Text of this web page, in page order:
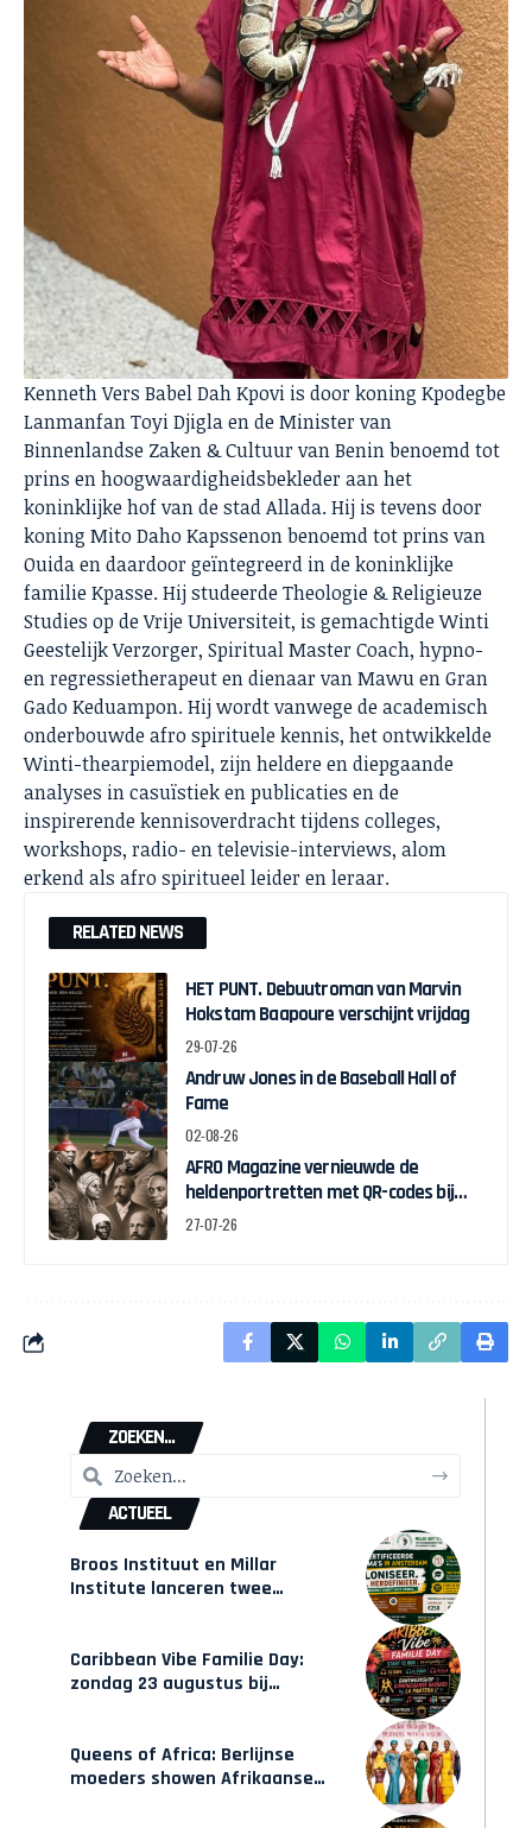
Kenneth Vers Babel Dah Kpovi is door koning Kpodegbe
Lanmanfan Toyi Djigla en de Minister van
Binnenlandse Zaken & Cultuur van Benin benoemd tot
prins en hoogwaardigheidsbekleder aan het
koninklijke hof van de stad Allada. Hij is tevens door
koning Mito Daho Kapssenon benoemd tot prins van
Ouida en daardoor geïntegreerd in de koninklijke
familie Kpasse. Hij studeerde Theologie & Religieuze
Studies op de Vrije Universiteit, is gemachtigde Winti
Geestelijk Verzorger, Spiritual Master Coach, hypno-
en regressietherapeut en dienaar van Mawu en Gran
Gado Keduampon. Hij wordt vanwege de academisch
onderbouwde afro spirituele kennis, het ontwikkelde
Winti-thearpiemodel, zijn heldere en diepgaande
analyses in casuïstiek en publicaties en de
inspirerende kennisoverdracht tijdens colleges,
workshops, radio- en televisie-interviews, alom
erkend als afro spiritueel leider en leraar.
RELATED NEWS
HET PUNT. Debuutroman van Marvin
Hokstam Baapoure verschijnt vrijdag
29-07-26
Andruw Jones in de Baseball Hall of
Fame
02-08-26
AFRO Magazine vernieuwde de
heldenportretten met QR-codes bij
Assin Manso
27-07-26
ZOEKEN...
ACTUEEL
Broos Instituut en Millar
Institute lanceren twee
Caribbean Vibe Familie Day:
zondag 23 augustus bij
Queens of Africa: Berlijnse
moeders showen Afrikaanse